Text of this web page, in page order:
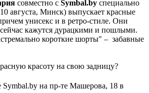
совместно с Symbal.by специально
августа, Минск) выпускает красные
унисекс и в ретро-стиле. Они
сейчас кажутся дурацкими и пошлыми.
короткие шорты" – забавные
красоту на свою задницу?
Symbal.by на пр-те Машерова, 18 в